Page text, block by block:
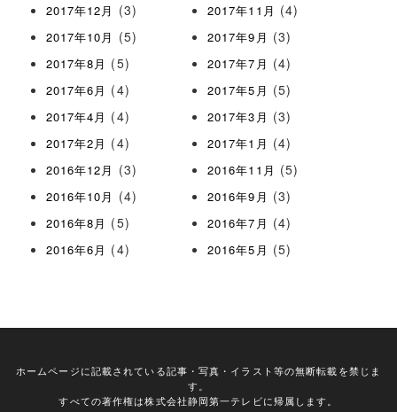
2017年12月 (3) 2017年11月 (4)
2017年10月 (5) 2017年9月 (3)
2017年8月 (5) 2017年7月 (4)
2017年6月 (4) 2017年5月 (5)
2017年4月 (4) 2017年3月 (3)
2017年2月 (4) 2017年1月 (4)
2016年12月 (3) 2016年11月 (5)
2016年10月 (4) 2016年9月 (3)
2016年8月 (5) 2016年7月 (4)
2016年6月 (4) 2016年5月 (5)
ホームページに記載されている記事・写真・イラスト等の無断転載を禁じま
す。
すべての著作権は株式会社静岡第一テレビに帰属します。